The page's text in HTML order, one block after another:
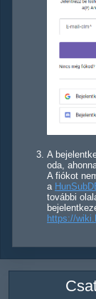
A
oda,
A fiókot
a
további
https://